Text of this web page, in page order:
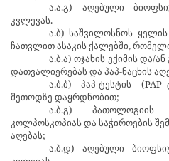
ა.ა.გ) აღებული
კვლევას.
ა.ბ) საშვილოსნოს
ჩათვლით ასაკის ქალებში,
ა.ბ.ა) ოჯახის ექიმის და/
დათვალიერებას და პაპ-ნაცხის
ა.ბ.ბ) პაპ-ტესტის
მეთოდზე დაყრდნობით;
ა.ბ.გ) პათოლოგიის
კოლპოსკოპიას და საჭიროების
აღებას;
ა.ბ.დ) აღებული